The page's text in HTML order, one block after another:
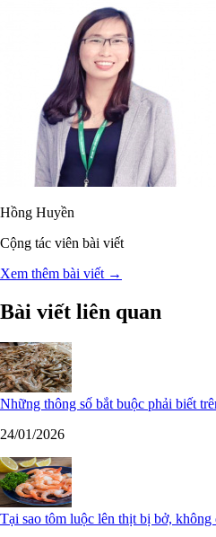
Hồng Huyền
Cộng tác viên bài viết
Xem thêm bài viết →
Bài viết liên quan
Những thông số bắt buộc phải biết
24/01/2026
Tại sao tôm luộc lên thịt bị bở,